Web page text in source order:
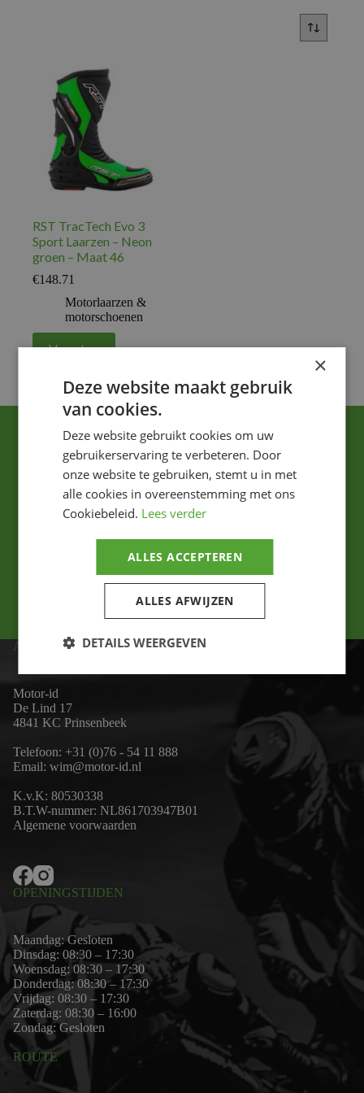
RST TracTech Evo 3
Sport Laarzen – Neon
groen – Maat 46
€148.71
Motorlaarzen &
motorschoenen
Voeg toe
ADRES
Motor-id
De Lind 17
4841 KC Prinsenbeek
Telefoon: +31 (0)76 - 54 11 888
Email: wim@motor-id.nl
K.v.K: 80530338
B.T.W-nummer: NL861703947B01
Algemene voorwaarden
OPENINGSTIJDEN
Maandag: Gesloten
Dinsdag: 08:30 – 17:30
Woensdag: 08:30 – 17:30
Donderdag: 08:30 – 17:30
Vrijdag: 08:30 – 17:30
Zaterdag: 08:30 – 16:00
Zondag: Gesloten
ROUTE
×
Deze website maakt gebruik
van cookies.
Deze website gebruikt cookies om uw
gebruikerservaring te verbeteren. Door
onze website te gebruiken, stemt u in met
alle cookies in overeenstemming met ons
Cookiebeleid. Lees verder
ALLES ACCEPTEREN
ALLES AFWIJZEN
DETAILS WEERGEVEN